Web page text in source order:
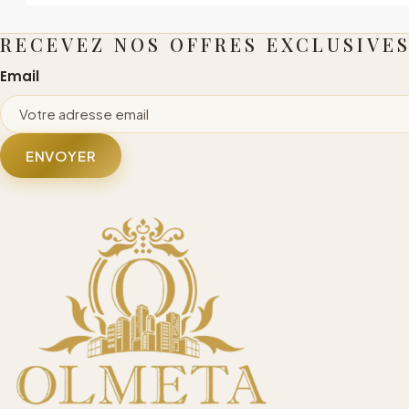
RECEVEZ NOS OFFRES
Email
ENVOYER